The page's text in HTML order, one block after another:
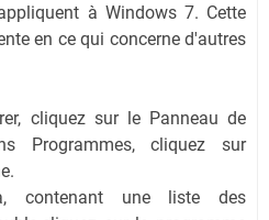
à Windows 7. Cette
en ce qui concerne d'autres
cliquez sur le Panneau de
Programmes, cliquez sur
contenant une liste des